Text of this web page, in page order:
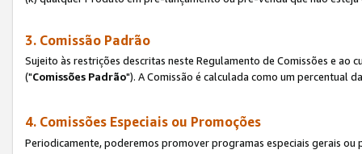
3. Comissão Padrão
Sujeito às restrições descritas neste Regulamento de Comissões e ao
("Comissões Padrão"). A Comissão é calculada como um percentual
4. Comissões Especiais ou Promoções
Periodicamente, poderemos promover programas especiais gerais